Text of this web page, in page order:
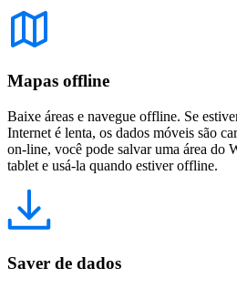
Mapas offline
Baixe áreas e navegue offline. Se
Internet é lenta, os dados móveis são
on-line, você pode salvar uma área do
tablet e usá-la quando estiver offline.
Saver de dados